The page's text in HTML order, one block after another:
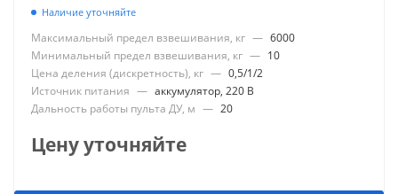
Наличие уточняйте
Максимальный предел взвешивания, кг — 6000
Минимальный предел взвешивания, кг — 10
Цена деления (дискретность), кг — 0,5/1/2
Источник питания — аккумулятор, 220 В
Дальность работы пульта ДУ, м — 20
Цену уточняйте